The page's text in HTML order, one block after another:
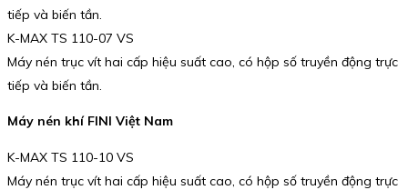
tiếp và biến tần.
K-MAX TS 110-07 VS
Máy nén trục vít hai cấp hiệu suất cao, có hộp số truyền động trực
tiếp và biến tần.
Máy nén khí FINI Việt Nam
K-MAX TS 110-10 VS
Máy nén trục vít hai cấp hiệu suất cao, có hộp số truyền động trực